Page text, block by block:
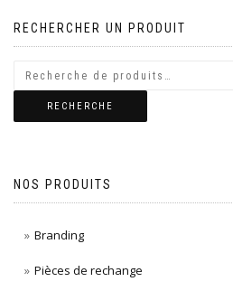
l’article
RECHERCHER UN PRODUIT
RECHERCHE
NOS PRODUITS
Branding
Pièces de rechange